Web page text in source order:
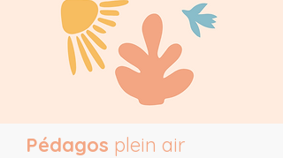
Pédagos plein air